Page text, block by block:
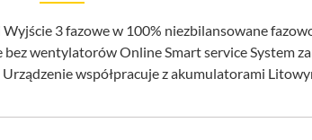
3 fazowe w 100% niezbilansowane
wentylatorów Online Smart service System
współpracuje z akumulatorami